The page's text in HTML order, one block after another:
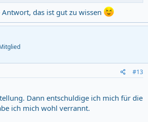
kann und will ich mir nicht vorstellen...so
ich mein halbe bekommen ... natürlich bei
das ist gut zu wissen
#13
Dann entschuldige ich mich für die
ich mich wohl verrannt.